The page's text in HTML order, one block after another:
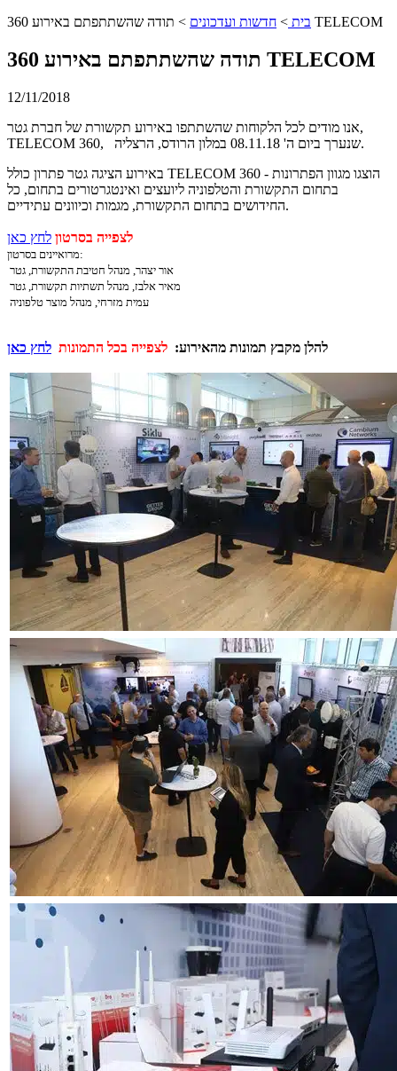
בית > חדשות ועדכונים > תודה שהשתתפתם באירוע 360 TELECOM
תודה שהשתתפתם באירוע 360 TELECOM
12/11/2018
אנו מודים לכל הלקוחות שהשתתפו באירוע תקשורת של חברת גטר,
TELECOM 360, שנערך ביום ה' 08.11.18 במלון הרודס, הרצליה.
באירוע הציגה גטר פתרון כולל TELECOM 360 - הוצגו מגוון הפתרונות
בתחום התקשורת והטלפוניה ליועצים ואינטגרטורים בתחום, כל
החידושים בתחום התקשורת, מגמות וכיוונים עתידיים.
לצפייה בסרטון לחץ כאן
מרואיינים בסרטון:
אור יצהר, מנהל חטיבת התקשורת, גטר
מאיר אלבז, מנהל תשתיות תקשורת, גטר
עמית מזרחי, מנהל מוצר טלפוניה
להלן מקבץ תמונות מהאירוע: לצפייה בכל התמונות לחץ כאן